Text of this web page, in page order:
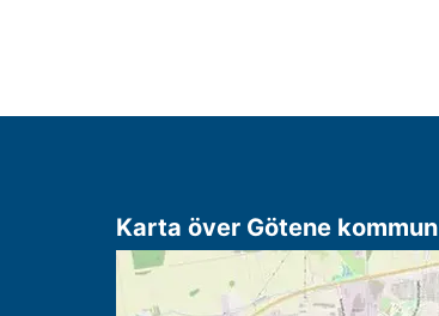
Karta över Götene kommun